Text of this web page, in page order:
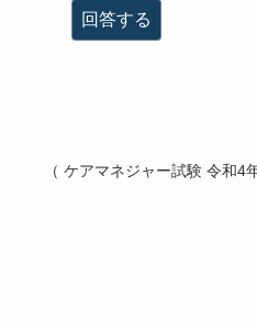
回答する
（ ケアマネジャー試験 令和